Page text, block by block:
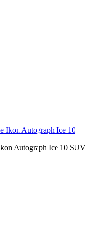
Autograph Ice 10 SUV